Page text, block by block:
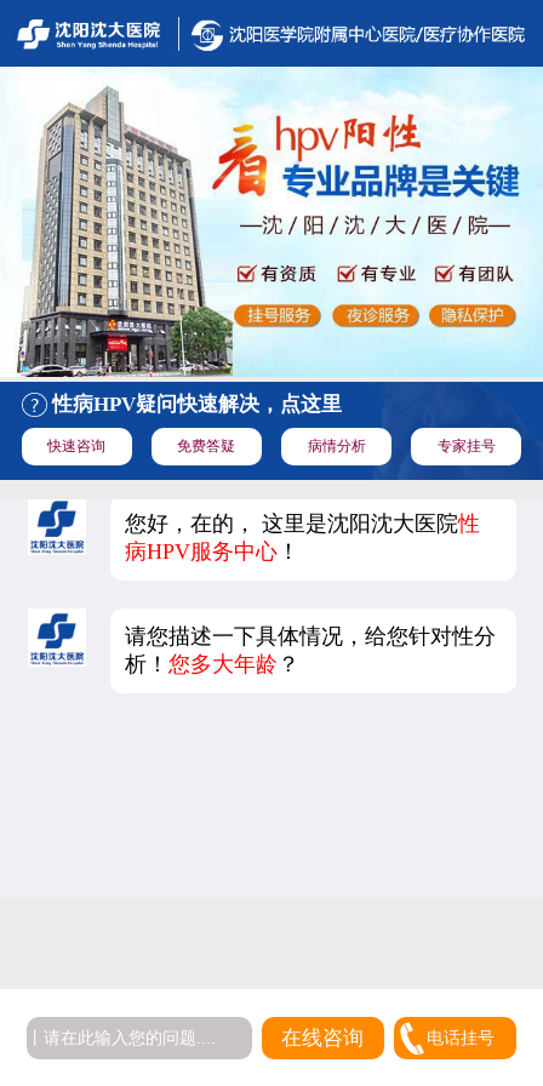
性病HPV疑问快速解决，点这里
快速咨询 免费答疑 病情分析 专家挂号
您好，在的， 这里是沈阳沈大医院性
病HPV服务中心 ！
请您描述一下具体情况，给您针对性分
析！您多大年龄 ？
在线咨询 电话挂号